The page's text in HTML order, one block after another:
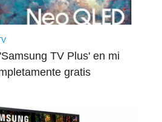
TV Plus' en mi
gratis